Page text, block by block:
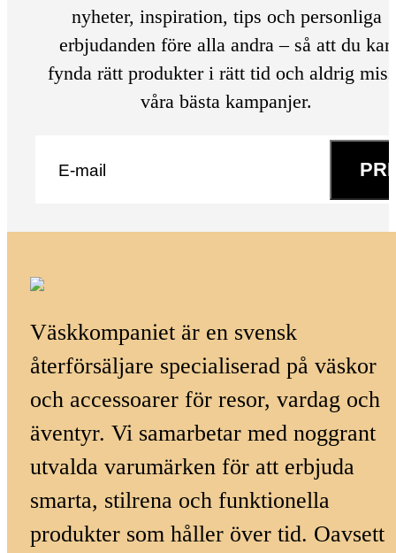
nyheter, inspiration, tips och personliga
erbjudanden före alla andra – så att du kan
fynda rätt produkter i rätt tid och aldrig
våra bästa kampanjer.
Väskkompaniet är en svensk
återförsäljare specialiserad på väskor
och accessoarer för resor, vardag och
äventyr. Vi samarbetar med noggrant
utvalda varumärken för att erbjuda
smarta, stilrena och funktionella
produkter som håller över tid. Oavsett